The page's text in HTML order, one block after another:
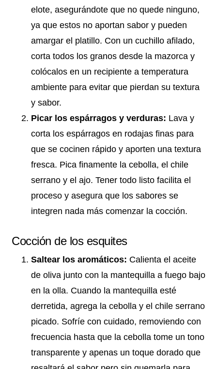
elote, asegurándote que no quede ninguno,
ya que estos no aportan sabor y pueden
amargar el platillo. Con un cuchillo afilado,
corta todos los granos desde la mazorca y
colócalos en un recipiente a temperatura
ambiente para evitar que pierdan su textura
y sabor.
Picar los espárragos y verduras: Lava y
corta los espárragos en rodajas finas para
que se cocinen rápido y aporten una textura
fresca. Pica finamente la cebolla, el chile
serrano y el ajo. Tener todo listo facilita el
proceso y asegura que los sabores se
integren nada más comenzar la cocción.
Cocción de los esquites
Saltear los aromáticos: Calienta el aceite
de oliva junto con la mantequilla a fuego bajo
en la olla. Cuando la mantequilla esté
derretida, agrega la cebolla y el chile serrano
picado. Sofríe con cuidado, removiendo con
frecuencia hasta que la cebolla tome un tono
transparente y apenas un toque dorado que